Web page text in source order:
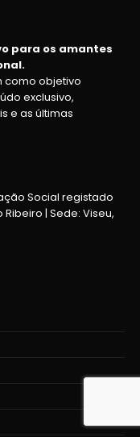
para os amantes
como objetivo
exclusivo,
e as últimas
Social registado
Ribeiro | Sede: Viseu,